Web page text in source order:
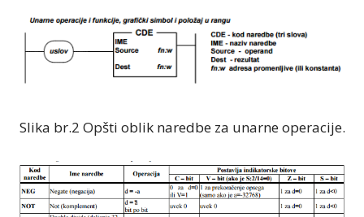
Slika br.2 Opšti oblik naredbe za unarne operacije.